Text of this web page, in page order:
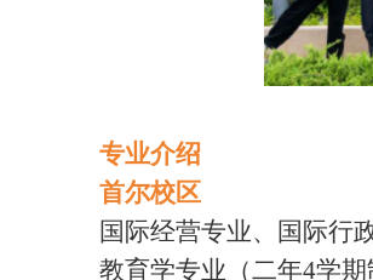
专业介绍
首尔校区
国际经营专业、 国际行
教育学专业（二年4学期